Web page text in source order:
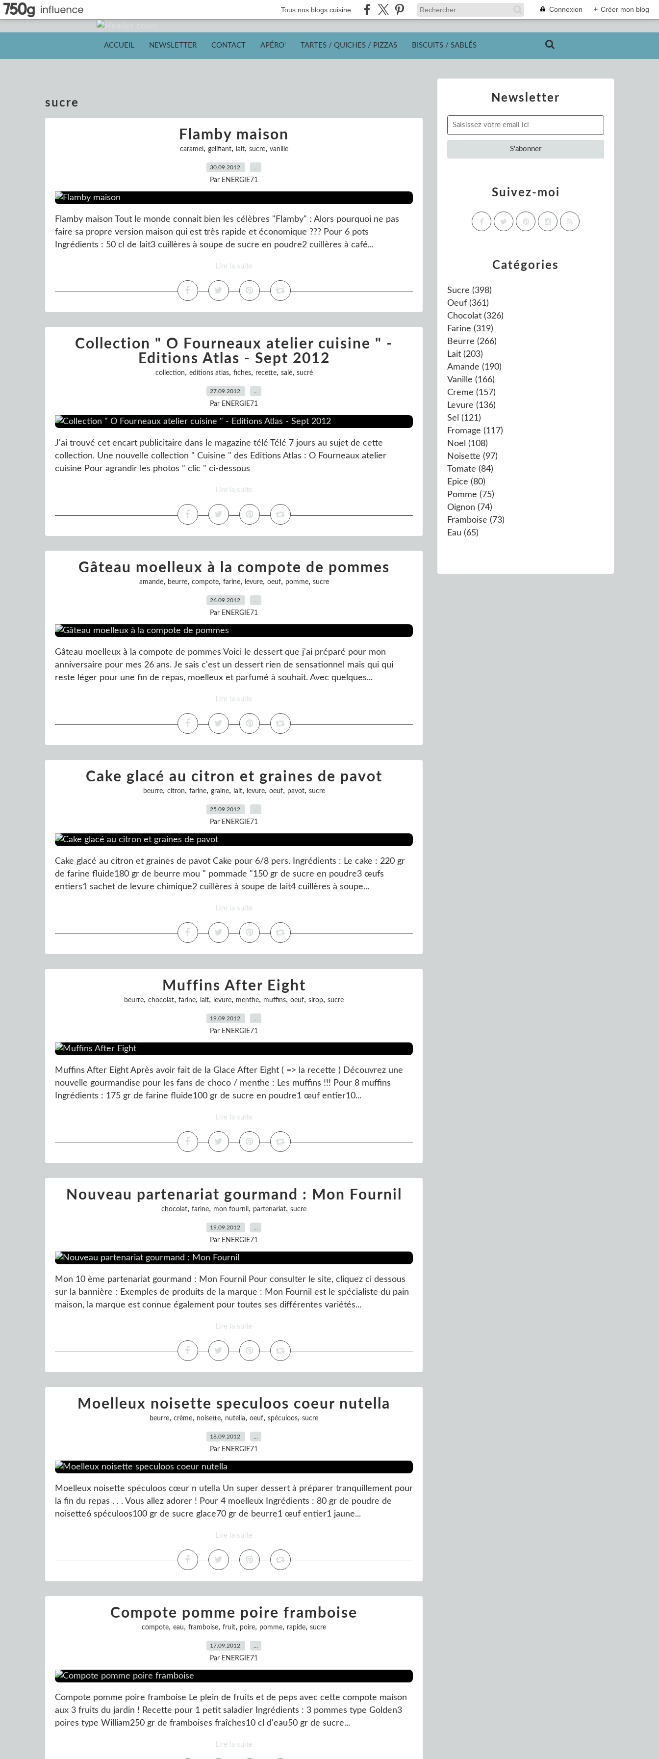
Tous nos blogs cuisine Connexion + Créer mon blog
ACCUEIL NEWSLETTER CONTACT APÉRO' TARTES / QUICHES / PIZZAS BISCUITS / SABLÉS
sucre
Flamby maison
caramel, gelifiant, lait, sucre, vanille
30.09.2012
Par ENERGIE71
Flamby maison Tout le monde connait bien les célèbres "Flamby" : Alors pourquoi ne pas
faire sa propre version maison qui est très rapide et économique ??? Pour 6 pots
Ingrédients : 50 cl de lait3 cuillères à soupe de sucre en poudre2 cuillères à café...
Lire la suite
Collection " O Fourneaux atelier cuisine " -
Editions Atlas - Sept 2012
collection, editions atlas, fiches, recette, salé, sucré
27.09.2012
Par ENERGIE71
J'ai trouvé cet encart publicitaire dans le magazine télé Télé 7 jours au sujet de cette
collection. Une nouvelle collection " Cuisine " des Editions Atlas : O Fourneaux atelier
cuisine Pour agrandir les photos " clic " ci-dessous
Lire la suite
Gâteau moelleux à la compote de pommes
amande, beurre, compote, farine, levure, oeuf, pomme, sucre
26.09.2012
Par ENERGIE71
Gâteau moelleux à la compote de pommes Voici le dessert que j'ai préparé pour mon
anniversaire pour mes 26 ans. Je sais c'est un dessert rien de sensationnel mais qui qui
reste léger pour une fin de repas, moelleux et parfumé à souhait. Avec quelques...
Lire la suite
Cake glacé au citron et graines de pavot
beurre, citron, farine, graine, lait, levure, oeuf, pavot, sucre
25.09.2012
Par ENERGIE71
Cake glacé au citron et graines de pavot Cake pour 6/8 pers. Ingrédients : Le cake : 220 gr
de farine fluide180 gr de beurre mou " pommade "150 gr de sucre en poudre3 œufs
entiers1 sachet de levure chimique2 cuillères à soupe de lait4 cuillères à soupe...
Lire la suite
Muffins After Eight
beurre, chocolat, farine, lait, levure, menthe, muffins, oeuf, sirop, sucre
19.09.2012
Par ENERGIE71
Muffins After Eight Après avoir fait de la Glace After Eight ( => la recette ) Découvrez une
nouvelle gourmandise pour les fans de choco / menthe : Les muffins !!! Pour 8 muffins
Ingrédients : 175 gr de farine fluide100 gr de sucre en poudre1 œuf entier10...
Lire la suite
Nouveau partenariat gourmand : Mon Fournil
chocolat, farine, mon fournil , partenariat, sucre
19.09.2012
Par ENERGIE71
Mon 10 ème partenariat gourmand : Mon Fournil Pour consulter le site, cliquez ci dessous
sur la bannière : Exemples de produits de la marque : Mon Fournil est le spécialiste du pain
maison, la marque est connue également pour toutes ses différentes variétés...
Lire la suite
Moelleux noisette speculoos coeur nutella
beurre, crème, noisette, nutella, oeuf, spéculoos, sucre
18.09.2012
Par ENERGIE71
Moelleux noisette spéculoos cœur n utella Un super dessert à préparer tranquillement pour
la fin du repas . . . Vous allez adorer ! Pour 4 moelleux Ingrédients : 80 gr de poudre de
noisette6 spéculoos100 gr de sucre glace70 gr de beurre1 œuf entier1 jaune...
Lire la suite
Compote pomme poire framboise
compote, eau, framboise, fruit, poire, pomme, rapide, sucre
17.09.2012
Par ENERGIE71
Compote pomme poire framboise Le plein de fruits et de peps avec cette compote maison
aux 3 fruits du jardin ! Recette pour 1 petit saladier Ingrédients : 3 pommes type Golden3
poires type William250 gr de framboises fraîches10 cl d'eau50 gr de sucre...
Lire la suite
Newsletter
Catégories
Sucre (398)
Oeuf (361)
Chocolat (326)
Farine (319)
Beurre (266)
Lait (203)
Amande (190)
Vanille (166)
Creme (157)
Levure (136)
Sel (121)
Fromage (117)
Noel (108)
Noisette (97)
Tomate (84)
Epice (80)
Pomme (75)
Oignon (74)
Framboise (73)
Eau (65)
Suivez-moi